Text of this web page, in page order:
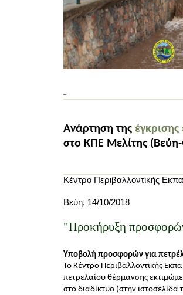
Ανάρτηση της
στο ΚΠΕ Μελίτης
Κέντρο Περιβαλλοντικής
Βεύη, 14/10/2018
"Προκήρυξη
Υποβολή προσφορών για
Το Κέντρο Περιβαλλοντικής
πετρελαίου θέρμανσης
στο διαδίκτυο (στην